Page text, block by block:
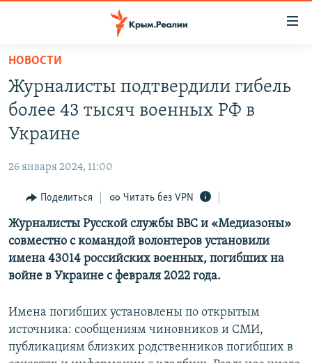
Вернуться
основному
содержанию
Вернутся
главной
навигации
Вернутся
поиску
СПЕЦПРОЕКТЫ
11 ЛЕТ ОККУПАЦИИ КРЫМА. 11 ИСТОРИЙ СОПРОТИВЛЕНИЯ
ВОДА
ЕЩЕ
ИНТЕРАКТИВ
ИНФОГРАФИКА
ТЕЛЕПРОЕКТ КРЫМ.РЕАЛИИ
СОВЕТЫ ПРАВОЗАЩИТНИКОВ
ПОБЕДИТЕЛЕЙ НЕ СУДЯТ?
КРЫМ.НЕПОКОРЕННЫЙ
РАДІО СВОБОДА
КАК ОБОЙТИ БЛОКИРОВКУ
Українською
ПРИСОЕДИНЯЙТЕСЬ!
НОВОСТИ
Журналисты подтвердили гибель
более 43 тысяч военных РФ в
Украине
26 января 2024, 11:00
Поделиться Читать без VPN
Журналисты Русской службы BBC и «Медиазоны»
совместно с командой волонтеров установили
имена 43014 российских военных, погибших на
войне в Украине с февраля 2022 года.
Имена погибших установлены по открытым
источника: сообщениям чиновников и СМИ,
публикациям близких родственников погибших в